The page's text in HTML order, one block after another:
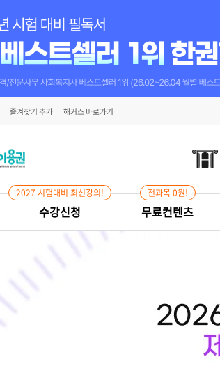
즐겨찾기 추가 해커스 바로가기
수강신청
2027 시험대비 최신강의!
무료컨텐츠
전과목 0원!